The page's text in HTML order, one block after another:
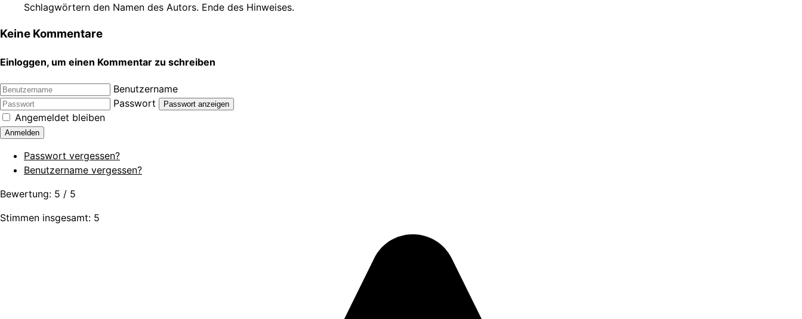
Schlagwörtern den Namen des Autors. Ende des Hinweises.
Keine Kommentare
Einloggen, um einen Kommentar zu schreiben
Benutzername
Passwort
Passwort anzeigen
Angemeldet bleiben
Anmelden
Passwort vergessen?
Benutzername vergessen?
Bewertung: 5 / 5
Stimmen insgesamt: 5